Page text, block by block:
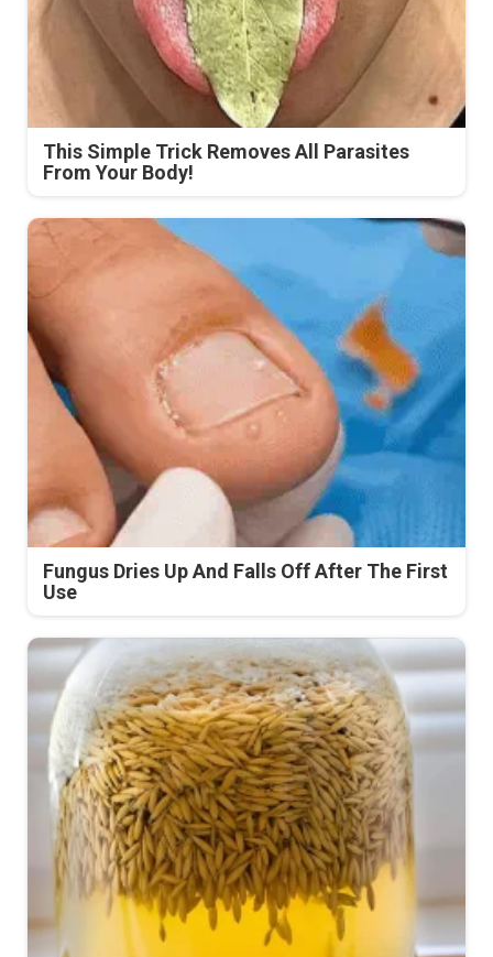
This Simple Trick Removes All Parasites
From Your Body!
Fungus Dries Up And Falls Off After The First
Use